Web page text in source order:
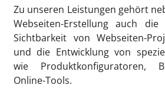
Zu unseren Leistungen gehört
Webseiten-Erstellung auch
Sichtbarkeit von Webseiten-
und die Entwicklung von
wie Produktkonfiguratoren,
Online-Tools.